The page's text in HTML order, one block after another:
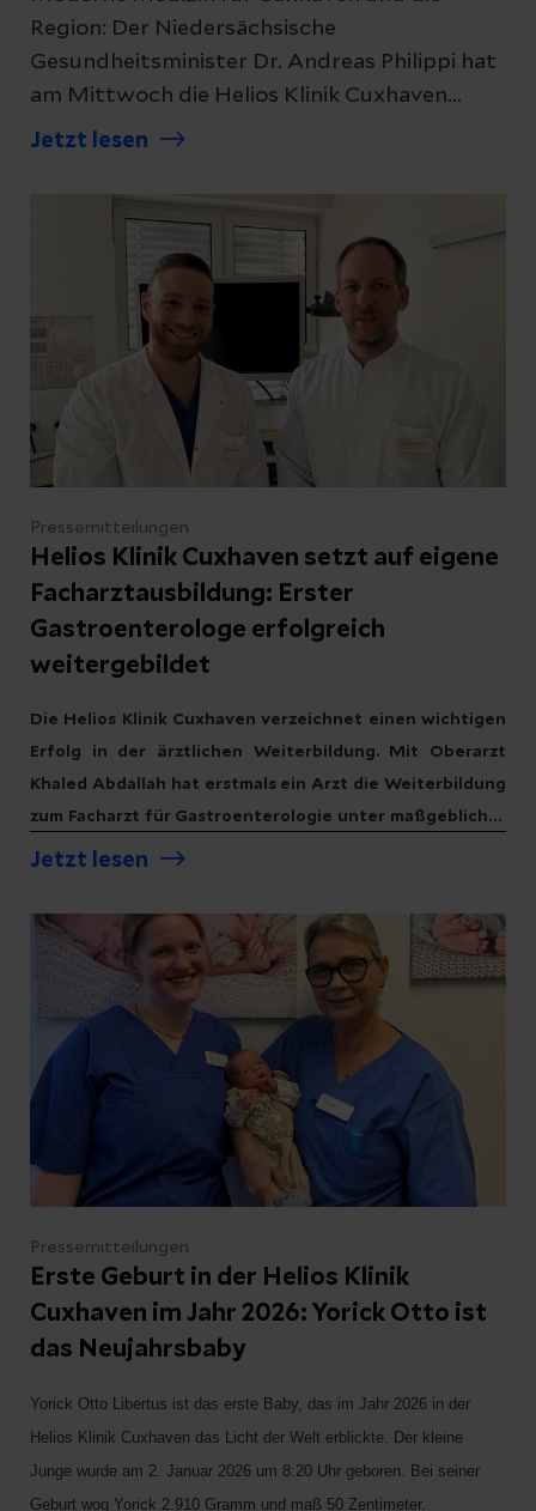
Region: Der Niedersächsische
Gesundheitsminister Dr. Andreas Philippi hat
am Mittwoch die Helios Klinik Cuxhaven
besucht. Das Krankenhaus sichert nachhaltig
Versorgung der Bevölkerung in allen
medizinischen Fachbereichen auch über die
Landkreisgrenzen hinaus. Im Fokus des
Besuchs standen die enge Zusammenarbeit
der Helios Klinik Cuxhaven und der Helios
Klinik Wesermarsch im Helios Netzwerk des
sogenannten Clusters Nordsee.
Jetzt lesen
Pressemitteilungen
Helios Klinik Cuxhaven setzt auf eigene
Facharztausbildung: Erster
Gastroenterologe erfolgreich
weitergebildet
Die Helios Klinik Cuxhaven verzeichnet einen wichtigen
Erfolg in der ärztlichen Weiterbildung. Mit Oberarzt
Khaled Abdallah hat erstmals ein Arzt die Weiterbildung
zum Facharzt für Gastroenterologie unter maßgeblicher
Beteiligung des Standorts Cuxhaven erfolgreich
hohe Ausbildungsqualität der Klinik als auch für das
persönliche Engagement und die fachliche Leistung des
Arztes.
Jetzt lesen
Pressemitteilungen
Erste Geburt in der Helios Klinik
Cuxhaven im Jahr 2026: Yorick Otto ist
das Neujahrsbaby
Yorick Otto Libertus ist das erste Baby, das im Jahr 2026 in der
Helios Klinik Cuxhaven das Licht der Welt erblickte. Der kleine
Junge wurde am 2. Januar 2026 um 8:20 Uhr geboren. Bei seiner
Geburt wog Yorick 2.910 Gramm und maß 50 Zentimeter.